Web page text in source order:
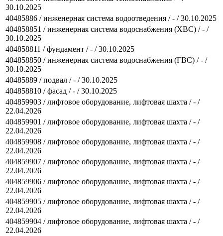
30.10.2025
40485886 / инженерная система водоотведения / - / 30.10.2025
404858851 / инженерная система водоснабжения (ХВС) / - /
30.10.2025
404858811 / фундамент / - / 30.10.2025
404858850 / инженерная система водоснабжения (ГВС) / - /
30.10.2025
40485889 / подвал / - / 30.10.2025
404858810 / фасад / - / 30.10.2025
404859903 / лифтовое оборудование, лифтовая шахта / - /
22.04.2026
404859901 / лифтовое оборудование, лифтовая шахта / - /
22.04.2026
404859908 / лифтовое оборудование, лифтовая шахта / - /
22.04.2026
404859907 / лифтовое оборудование, лифтовая шахта / - /
22.04.2026
404859906 / лифтовое оборудование, лифтовая шахта / - /
22.04.2026
404859905 / лифтовое оборудование, лифтовая шахта / - /
22.04.2026
404859904 / лифтовое оборудование, лифтовая шахта / - /
22.04.2026